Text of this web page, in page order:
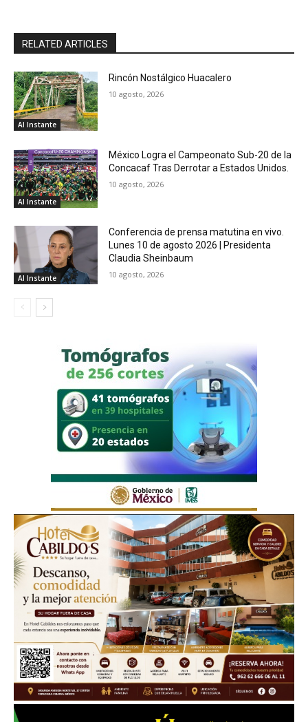
RELATED ARTICLES
Al Instante
Rincón Nostálgico Huacalero
10 agosto, 2026
Al Instante
México Logra el Campeonato Sub-20 de la
Concacaf Tras Derrotar a Estados Unidos.
10 agosto, 2026
Al Instante
Conferencia de prensa matutina en vivo.
Lunes 10 de agosto 2026 | Presidenta
Claudia Sheinbaum
10 agosto, 2026